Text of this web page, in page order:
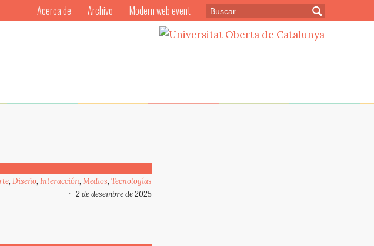
, Diseño, Interacción, Medios, Tecnologías
2 de desembre de 2025
Acerca de Archivo Modern web event